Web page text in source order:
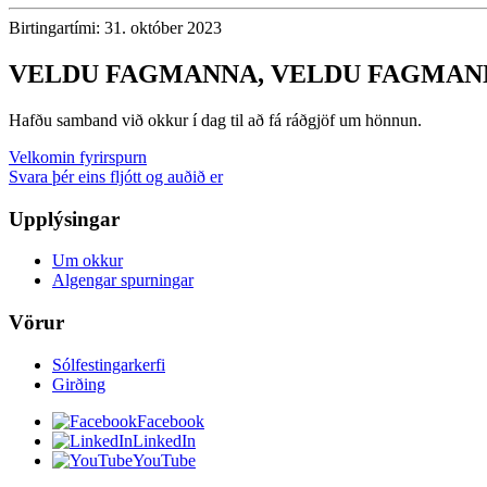
Birtingartími: 31. október 2023
VELDU FAGMANNA, VELDU
Hafðu samband við okkur í dag til að fá ráðgjöf um hönnun.
Velkomin fyrirspurn
Svara þér eins fljótt og auðið er
Upplýsingar
Um okkur
Algengar spurningar
Vörur
Sólfestingarkerfi
Girðing
Facebook
LinkedIn
YouTube